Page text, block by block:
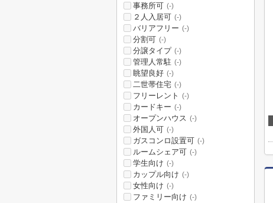
事務所可 (-)
２人入居可 (-)
バリアフリー (-)
分割可 (-)
分譲タイプ (-)
管理人常駐 (-)
眺望良好 (-)
二世帯住宅 (-)
フリーレント (-)
カードキー (-)
オープンハウス (-)
外国人可 (-)
ガスコンロ設置可 (-)
ルームシェア可 (-)
学生向け (-)
カップル向け (-)
女性向け (-)
ファミリー向け (-)